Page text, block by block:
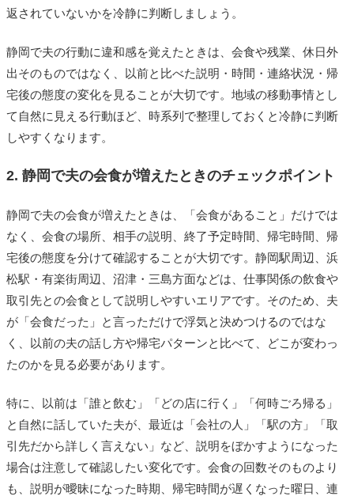
返されていないかを冷静に判断しましょう。
静岡で夫の行動に違和感を覚えたときは、会食や残業、休日外
出そのものではなく、以前と比べた説明・時間・連絡状況・帰
宅後の態度の変化を見ることが大切です。地域の移動事情とし
て自然に見える行動ほど、時系列で整理しておくと冷静に判断
しやすくなります。
2. 静岡で夫の会食が増えたときのチェックポイント
静岡で夫の会食が増えたときは、「会食があること」だけでは
なく、会食の場所、相手の説明、終了予定時間、帰宅時間、帰
宅後の態度を分けて確認することが大切です。静岡駅周辺、浜
松駅・有楽街周辺、沼津・三島方面などは、仕事関係の飲食や
取引先との会食として説明しやすいエリアです。そのため、夫
が「会食だった」と言っただけで浮気と決めつけるのではな
く、以前の夫の話し方や帰宅パターンと比べて、どこが変わっ
たのかを見る必要があります。
特に、以前は「誰と飲む」「どの店に行く」「何時ごろ帰る」
と自然に話していた夫が、最近は「会社の人」「駅の方」「取
引先だから詳しく言えない」など、説明をぼかすようになった
場合は注意して確認したい変化です。会食の回数そのものより
も、説明が曖昧になった時期、帰宅時間が遅くなった曜日、連